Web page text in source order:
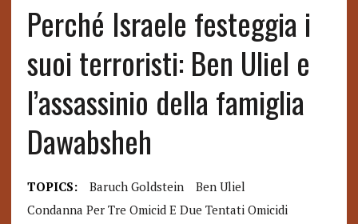
Perché Israele festeggia i
suoi terroristi: Ben Uliel e
l’assassinio della famiglia
Dawabsheh
TOPICS: Baruch Goldstein
Ben Uliel
Condanna Per Tre Omicid E Due Tentati Omicidi